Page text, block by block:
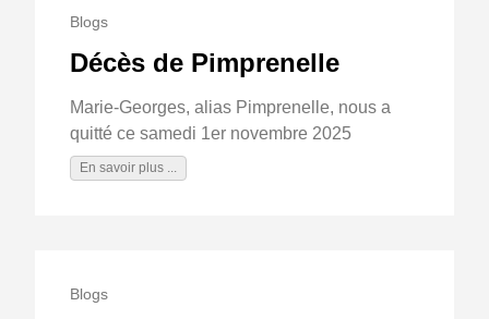
Blogs
Décès de Pimprenelle
Marie-Georges, alias Pimprenelle, nous a
quitté ce samedi 1er novembre 2025
En savoir plus ...
Blogs